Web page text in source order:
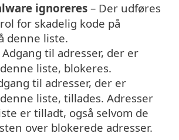
ignoreres – Der udføres
for skadelig kode på
denne liste.
Adgang til adresser, der er
liste, blokeres.
til adresser, der er
liste, tillades. Adresser
er tilladt, også selvom de
over blokerede adresser.